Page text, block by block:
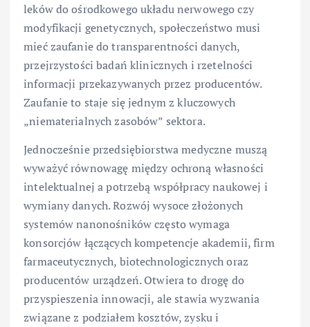
leków do ośrodkowego układu nerwowego czy
modyfikacji genetycznych, społeczeństwo musi
mieć zaufanie do transparentności danych,
przejrzystości badań klinicznych i rzetelności
informacji przekazywanych przez producentów.
Zaufanie to staje się jednym z kluczowych
„niematerialnych zasobów” sektora.
Jednocześnie przedsiębiorstwa medyczne muszą
wyważyć równowagę między ochroną własności
intelektualnej a potrzebą współpracy naukowej i
wymiany danych. Rozwój wysoce złożonych
systemów nanonośników często wymaga
konsorcjów łączących kompetencje akademii, firm
farmaceutycznych, biotechnologicznych oraz
producentów urządzeń. Otwiera to drogę do
przyspieszenia innowacji, ale stawia wyzwania
związane z podziałem kosztów, zysku i